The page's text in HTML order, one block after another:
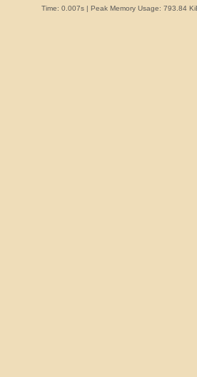
Time: 0.007s| Peak Memory Usage: 793.84